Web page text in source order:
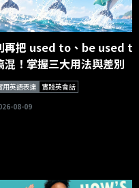
再把 used to、be used to
混！掌握三大用法與差別
用英語表達
實踐英會話
08-09